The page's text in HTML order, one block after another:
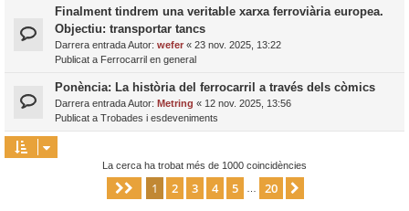
Finalment tindrem una veritable xarxa ferroviària europea.
Objectiu: transportar tancs
Darrera entrada Autor: wefer « 23 nov. 2025, 13:22
Publicat a Ferrocarril en general
Ponència: La història del ferrocarril a través dels còmics
Darrera entrada Autor: Metring « 12 nov. 2025, 13:56
Publicat a Trobades i esdeveniments
La cerca ha trobat més de 1000 coincidències
Pàgina de 20
1 2 3 4 5 20